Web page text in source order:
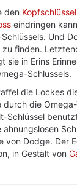
den Kopfschlüssel
eindringen
Und
zu finden.
sie in Erins
Schlüssels.
die Lockes
durch die
Schlüssel
von Dodge. Der
in Gestalt von